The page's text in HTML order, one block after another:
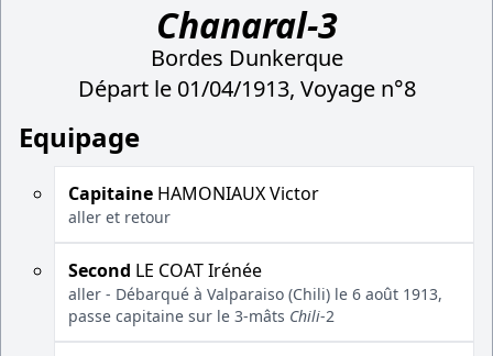
Chanaral-3
Bordes Dunkerque
Départ le 01/04/1913, Voyage n°8
Equipage
Capitaine HAMONIAUX Victor
aller et retour
Second LE COAT Irénée
aller - Débarqué à Valparaiso (Chili) le 6 août 1913,
passe capitaine sur le 3-mâts Chili-2